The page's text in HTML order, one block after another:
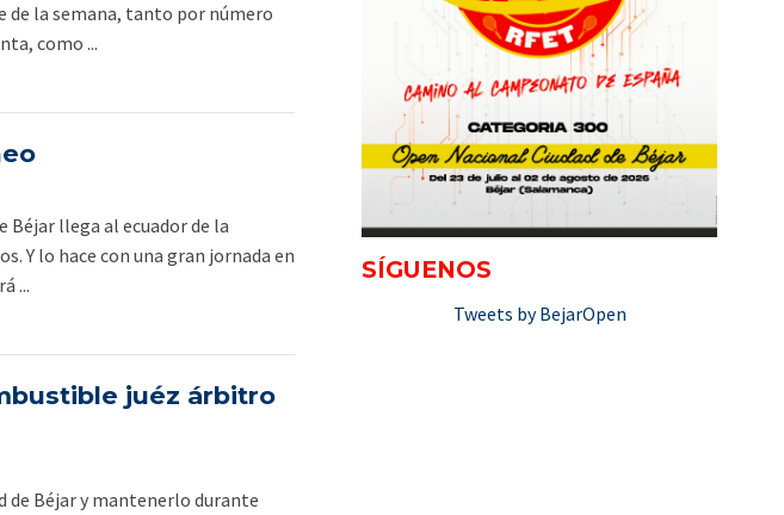
de la semana, tanto por número
como ...
Béjar llega al ecuador de la
Y lo hace con una gran jornada en
...
juéz árbitro
de Béjar y mantenerlo durante
SÍGUENOS
Tweets by BejarOpen